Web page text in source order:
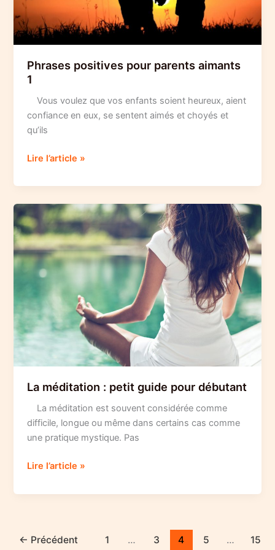
Phrases positives pour parents aimants
1
Vous voulez que vos enfants soient heureux, aient
confiance en eux, se sentent aimés et choyés et
qu’ils
Phrases
pour
parents
aimants
1
Lire l’article »
La méditation : petit guide pour débutant
La méditation est souvent considérée comme
difficile, longue ou même dans certains cas comme
une pratique mystique. Pas
La
:
pour
Lire l’article »
← Précédent 1 … 3 4 5 … 15